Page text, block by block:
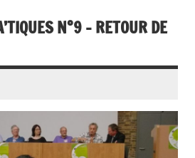
N°9 – RETOUR DE